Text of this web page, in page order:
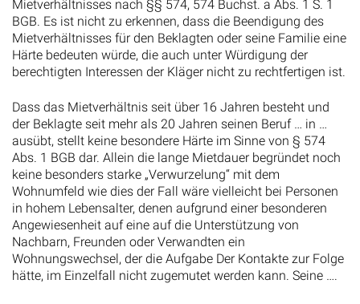
BGB. Es ist nicht zu erkennen, dass die Beendigung des
Mietverhältnisses für den Beklagten oder seine Familie eine
Härte bedeuten würde, die auch unter Würdigung der
berechtigten Interessen der Kläger nicht zu rechtfertigen ist.
der Beklagte seit mehr als 20 Jahren seinen Beruf … in …
ausübt, stellt keine besondere Härte im Sinne von § 574
Abs. 1 BGB dar. Allein die lange Mietdauer begründet noch
keine besonders starke „Verwurzelung“ mit dem
Wohnumfeld wie dies der Fall wäre vielleicht bei Personen
in hohem Lebensalter, denen aufgrund einer besonderen
Angewiesenheit auf eine auf die Unterstützung von
Nachbarn, Freunden oder Verwandten ein
Wohnungswechsel, der die Aufgabe Der Kontakte zur Folge
hätte, im Einzelfall nicht zugemutet werden kann. Seine ….